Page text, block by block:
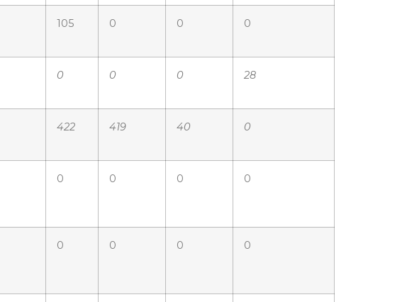
105 0 0 0
0 0 0 28
422 419 40 0
0 0 0 0
0 0 0 0